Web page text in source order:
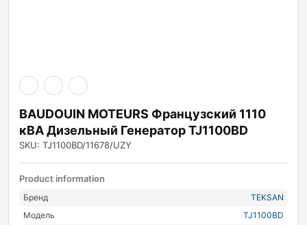
BAUDOUIN MOTEURS Французский 1110
кВА Дизельный Генератор TJ1100BD
SKU: TJ1100BD/11678/UZY
Product information
Бренд
TEKSAN
Модель
TJ1100BD